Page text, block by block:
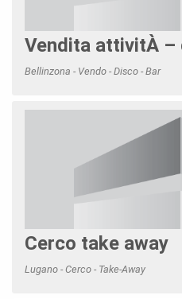
Vendita attivitÀ –
Bellinzona - Vendo - Disco - Bar
Cerco take away
Lugano - Cerco - Take-Away